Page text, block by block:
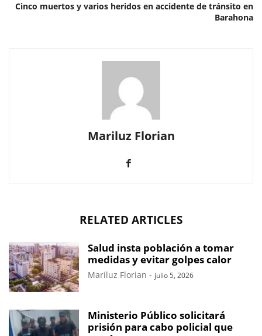
Cinco muertos y varios heridos en accidente de tránsito en
Barahona
Mariluz Florian
RELATED ARTICLES
Salud insta población a tomar
medidas y evitar golpes calor
Mariluz Florian - julio 5, 2026
Ministerio Público solicitará
prisión para cabo policial que